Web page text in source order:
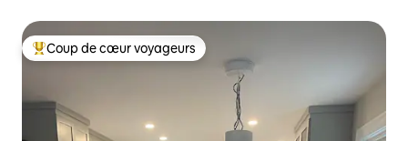
Coup de cœur voyageurs parmi les plus aimés
Coup de cœur voyageurs